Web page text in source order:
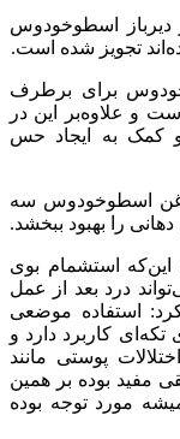
دیرباز اسطوخودوس
تجویز شده است.
برای برطرف
و علاوه‌بر این در
و کمک به ایجاد حس
اسطوخودوس سه
را بهبود ببخشد.
این‌که استشمام بوی
درد بعد از عمل
استفاده موضعی
کاربرد دارد و
پوستی مانند
مفید بوده بر همین
مورد توجه بوده